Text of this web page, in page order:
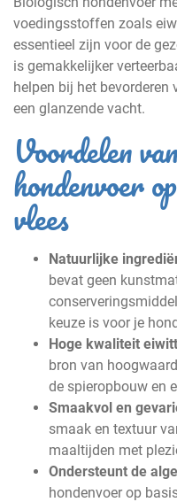
voedingsstoffen zoals
essentieel zijn voor de
is gemakkelijker
helpen bij het bevorderen
een glanzende vacht.
Voordelen
hondenvoer
vlees
Natuurlijke
bevat geen
keuze is voor je
Hoge kwaliteit
bron van
de spieropbouw en
Smaakvol en
smaak en textuur
maaltijden met
Ondersteunt de
hondenvoer op